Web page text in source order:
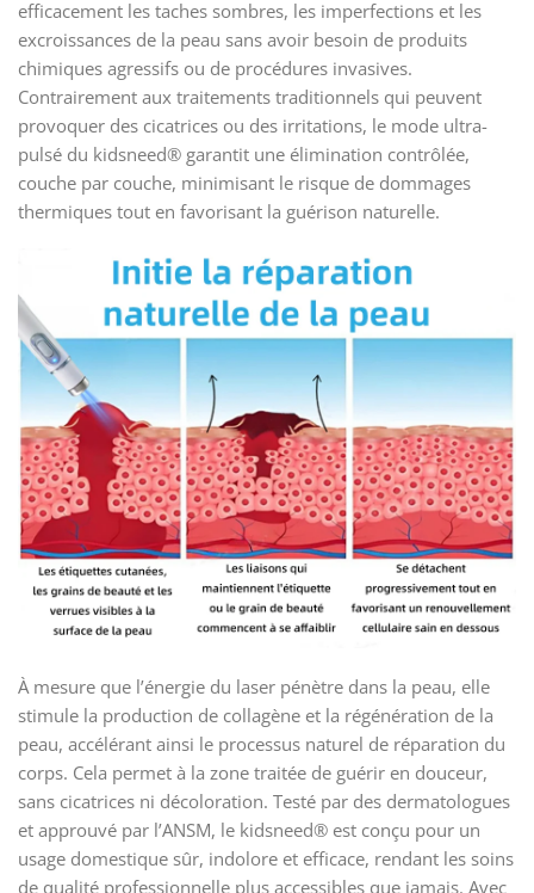
efficacement les taches sombres, les imperfections et les
excroissances de la peau sans avoir besoin de produits
chimiques agressifs ou de procédures invasives.
Contrairement aux traitements traditionnels qui peuvent
provoquer des cicatrices ou des irritations, le mode ultra-
pulsé du kidsneed® garantit une élimination contrôlée,
couche par couche, minimisant le risque de dommages
thermiques tout en favorisant la guérison naturelle.
À mesure que l’énergie du laser pénètre dans la peau, elle
stimule la production de collagène et la régénération de la
peau, accélérant ainsi le processus naturel de réparation du
corps. Cela permet à la zone traitée de guérir en douceur,
sans cicatrices ni décoloration. Testé par des dermatologues
et approuvé par l’ANSM, le kidsneed® est conçu pour un
usage domestique sûr, indolore et efficace, rendant les soins
de qualité professionnelle plus accessibles que jamais. Avec